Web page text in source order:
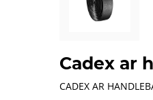
Cadex ar
CADEX AR